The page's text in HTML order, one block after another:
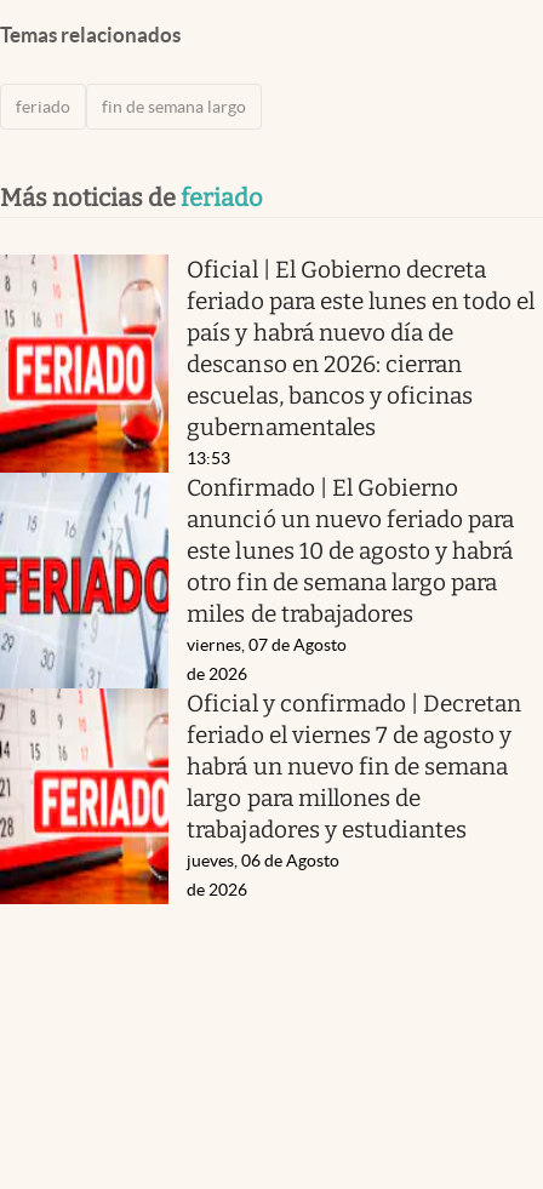
Temas relacionados
feriado fin de semana largo
Más noticias deferiado
Oficial | El Gobierno decreta
feriado para este lunes en todo el
país y habrá nuevo día de
descanso en 2026: cierran
escuelas, bancos y oficinas
gubernamentales
13:53
Confirmado | El Gobierno
anunció un nuevo feriado para
este lunes 10 de agosto y habrá
otro fin de semana largo para
miles de trabajadores
viernes, 07 de Agosto
de 2026
Oficial y confirmado | Decretan
feriado el viernes 7 de agosto y
habrá un nuevo fin de semana
largo para millones de
trabajadores y estudiantes
jueves, 06 de Agosto
de 2026